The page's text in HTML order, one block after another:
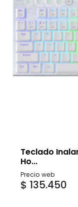
Teclado
Ho...
Precio web
$ 135.450